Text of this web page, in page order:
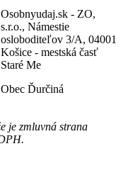
Osobnyudaj.sk - ZO,
s.r.o., Námestie
osloboditeľov 3/A, 04001
Košice - mestská časť
Staré Me
Obec Ďurčiná
je zmluvná strana